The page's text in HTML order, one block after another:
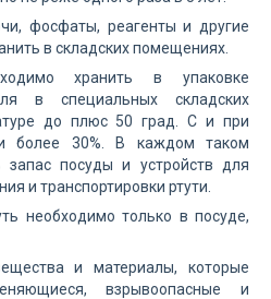
фосфаты, реагенты и другие
в складских помещениях.
хранить в упаковке
в специальных складских
до плюс 50 град. C и при
более 30%. В каждом таком
посуды и устройств для
и транспортировки ртути.
необходимо только в посуде,
и материалы, которые
взрывоопасные и